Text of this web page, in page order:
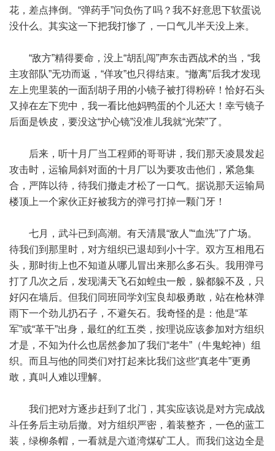
花，差点摔倒。“弹药手”问负伤了吗？我不好意思下软蛋说
没什么。其实这一下把我打惨了，一口气儿半天没上来。
“敌方”精得要命，没上“胡乱闯”声东击西战术的当，“我
主攻部队”无功而返，“佯攻”也只得结束。“撤离”后我才发现
左上兜里装的一面刮胡子用的小镜子被打得粉碎！恰好石头
又掉在左下兜中，我一看比他妈鸭蛋的个儿还大！幸亏镜子
后面是铁皮，要没这“护心镜”没准儿我就“光荣”了。
后来，听十月厂当工程师的哥哥讲，我们那天凌晨发起
攻击时，运输局斜对面的十月厂以为要攻击他们，紧急集
合，严阵以待，待我们撤走才松了一口气。据说那天运输局
楼顶上一个家伙正好被我方的弹弓打掉一颗门牙！
七月，武斗已到高潮。有天清晨“敌人”“血洗”了广场。
待我们到那里时，对方组织已退却到小十字。双方互相甩石
头，那时街上也不知道从哪儿冒出来那么多石头。我用弹弓
打了几次之后，发现满天飞石如蝗虫一般，躲都躲不及，只
好闪在墙后。但我们同班同学刘宝良却极勇敢，站在枪林弹
雨下一个劲儿扔石子，不避矢石。我奇怪的是：他是“革
军”或“革干”出身，最红的红五类，按理说应该参加对方组织
才是，不知为什么也居然参加了我们“老牛”（牛鬼蛇神）组
织。而且与他的同类们对打起来比我们这些“真老牛”更勇
敢，真叫人难以理解。
我们把对方逐步赶到了北门，其实应该说是对方完成战
斗任务后主动后撤。对方组织严密，着装整齐，一色的蓝工
装，绿柳条帽，一看就是六道湾煤矿工人。而我们这边全是